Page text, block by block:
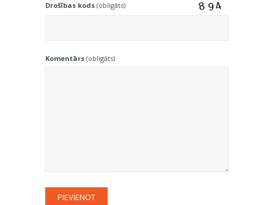
Drošības kods (obligāts)
Komentārs (obligāts)